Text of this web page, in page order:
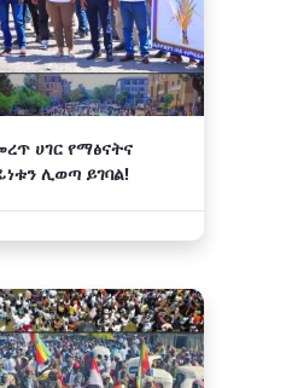
ሀገር የማፅናትና
ሊወጣ ይገባል!